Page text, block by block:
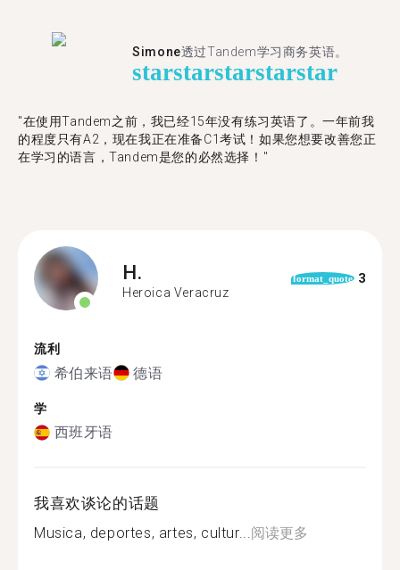
Simone透过Tandem学习商务英语。
starstarstarstarstar
"在使用Tandem之前，我已经15年没有练习英语了。一年前我
的程度只有A2，现在我正在准备C1考试！如果您想要改善您正
在学习的语言，Tandem是您的必然选择！"
H.
Heroica Veracruz
format_quote 3
流利
希伯来语 德语
学
西班牙语
我喜欢谈论的话题
Musica, deportes, artes, cultur...阅读更多